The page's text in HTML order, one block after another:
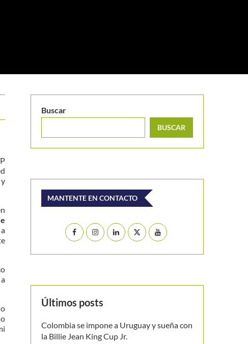
Buscar
BUSCAR
MANTENTE EN CONTACTO
Últimos posts
Colombia se impone a Uruguay y sueña con
la Billie Jean King Cup Jr.